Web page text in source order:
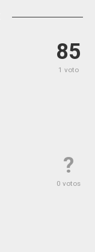
85
1 voto
?
0 votos